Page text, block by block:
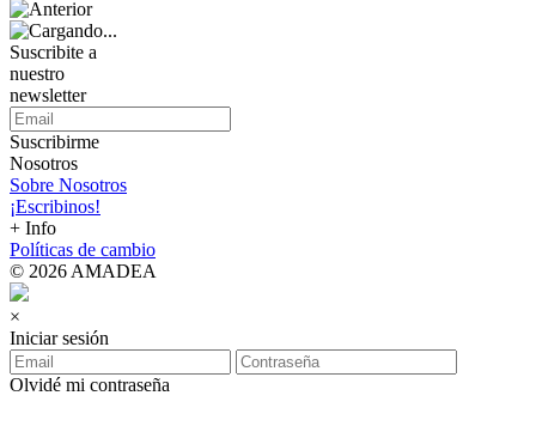
Suscribite a
nuestro
newsletter
Suscribirme
Nosotros
Sobre Nosotros
¡Escribinos!
+ Info
Políticas de cambio
© 2026 AMADEA
×
Iniciar sesión
Olvidé mi contraseña